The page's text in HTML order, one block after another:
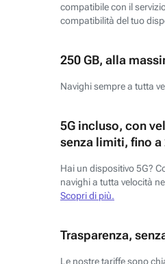
compatibile con il
compatibilità del tuo
250 GB, alla
Navighi sempre a tutta
5G incluso, con
senza limiti, fino a
Hai un dispositivo 5G?
navighi a tutta velocità
Scopri di più.
Trasparenza,
Le nostre tariffe sono